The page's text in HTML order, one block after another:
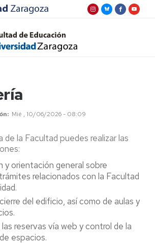
Mié , 10/06/2026 - 08:09
de la Facultad puedes realizar las
y orientación general sobre
relacionados con la Facultad
del edificio, así como de aulas y
reservas vía web y control de la
espacios.